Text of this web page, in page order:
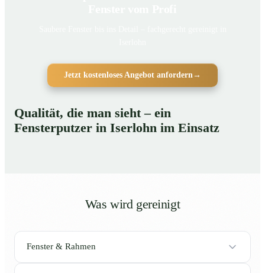
Jetzt kostenloses Angebot anfordern →
Qualität, die man sieht – ein
Fensterputzer in Iserlohn im Einsatz
Was wird gereinigt
Fenster & Rahmen